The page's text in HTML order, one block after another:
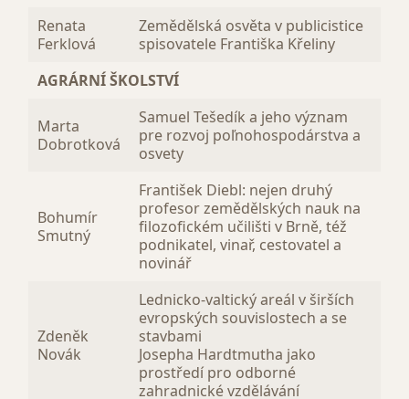
Renata
Ferklová
Zemědělská osvěta v publicistice
spisovatele Františka Křeliny
AGRÁRNÍ ŠKOLSTVÍ
Marta
Dobrotková
Samuel Tešedík a jeho význam
pre rozvoj poľnohospodárstva a
osvety
Bohumír
Smutný
František Diebl: nejen druhý
profesor zemědělských nauk na
filozofickém učilišti v Brně, též
podnikatel, vinař, cestovatel a
novinář
Zdeněk
Novák
Lednicko-valtický areál v širších
evropských souvislostech a se
stavbami
Josepha Hardtmutha jako
prostředí pro odborné
zahradnické vzdělávání